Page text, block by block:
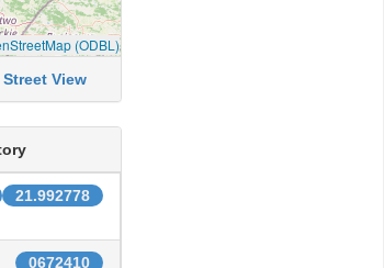
(ODBL)
View
21.992778
0672410